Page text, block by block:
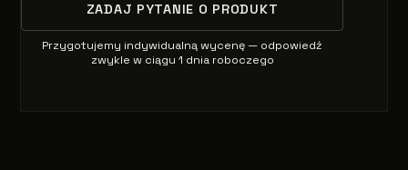
ZADAJ PYTANIE O PRODUKT
Przygotujemy indywidualną wycenę — odpowiedź
zwykle w ciągu 1 dnia roboczego